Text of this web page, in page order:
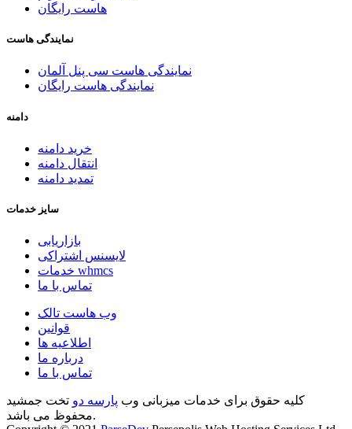
هاست رایگان
نمایندگی هاست
نمایندگی هاست سی پنل آلمان
نمایندگی هاست رایگان
دامنه
خرید دامنه
انتقال دامنه
تمدید دامنه
سایز خدمات
بازاریابی
لایسنس اشتراکی
خدمات whmcs
تماس با ما
وب هاست تالک
قوانین
اطلاعیه ها
درباره ما
تماس با ما
کلیه حقوق برای خدمات میزبانی وب پارسه دو تخت جمشید
محفوظ می باشد.